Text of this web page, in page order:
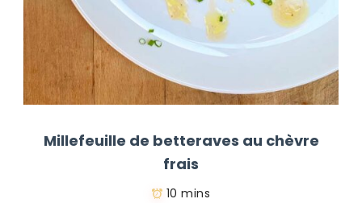
Millefeuille de betteraves au chèvre
frais
10 mins